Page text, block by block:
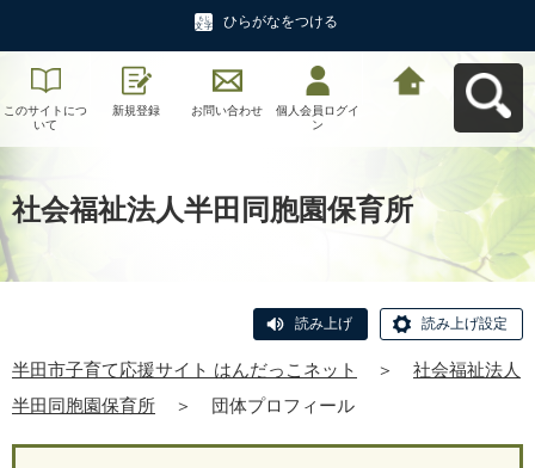
ひらがなをつける
このサイトにつ
いて
新規登録 お問い合わせ
個人会員ログイ
ン
社会福祉法人半田同胞園保育所
読み上げ 読み上げ設定
半田市子育て応援サイト はんだっこネット ＞
社会福祉法人
半田同胞園保育所
＞ 団体プロフィール